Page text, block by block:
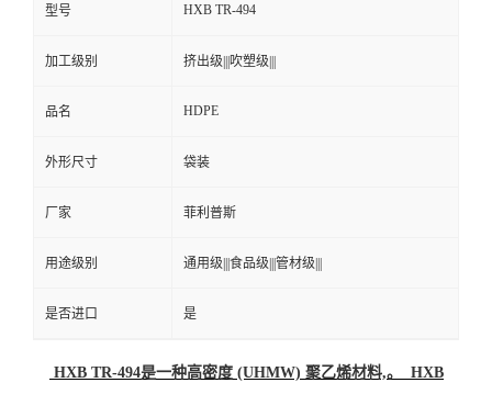
型号 HXB TR-494
加工级别 挤出级|||吹塑级|||
品名 HDPE
外形尺寸 袋装
厂家 菲利普斯
用途级别 通用级|||食品级|||管材级|||
是否进口 是
HXB TR-494是一种高密度 (UHMW) 聚乙烯材料,。 HXB